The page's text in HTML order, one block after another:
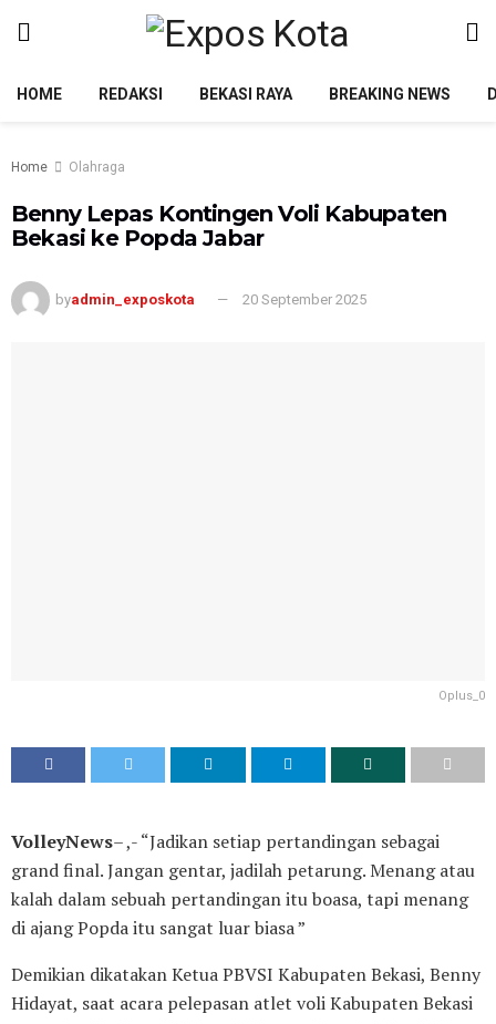
HOME REDAKSI BEKASI RAYA BREAKING NEWS
Home Olahraga
Benny Lepas Kontingen Voli Kabupaten
Bekasi ke Popda Jabar
byadmin_exposkota 20 September 2025
Oplus_0
VolleyNews– ,- “Jadikan setiap pertandingan sebagai
grand final. Jangan gentar, jadilah petarung. Menang atau
kalah dalam sebuah pertandingan itu boasa, tapi menang
di ajang Popda itu sangat luar biasa ”
Demikian dikatakan Ketua PBVSI Kabupaten Bekasi, Benny
Hidayat, saat acara pelepasan atlet voli Kabupaten Bekasi